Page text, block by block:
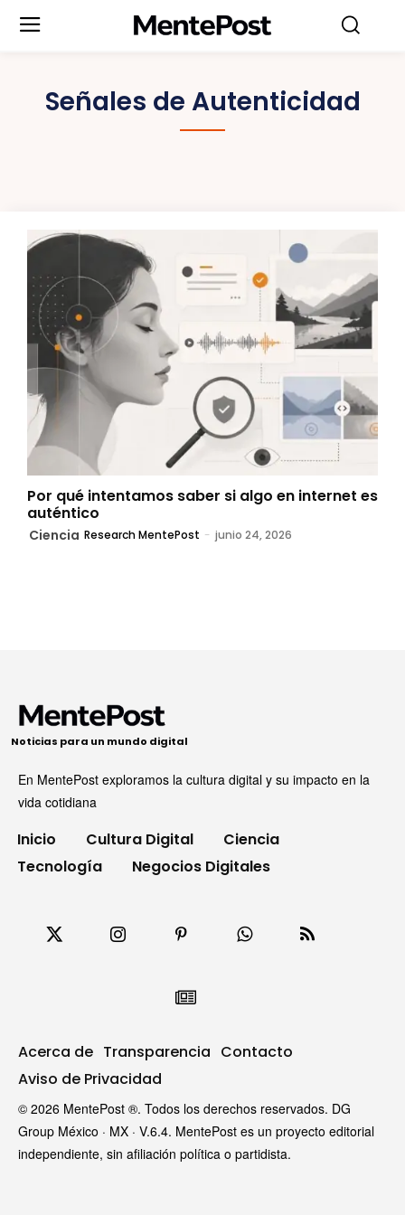
Señales de Autenticidad
Por qué intentamos saber si algo en internet es
auténtico
Ciencia Research MentePost - junio 24, 2026
Noticias para un mundo digital
En MentePost exploramos la cultura digital y su impacto en la
vida cotidiana
Inicio Cultura Digital
Ciencia
Tecnología
Negocios Digitales
Acerca de Transparencia Contacto
Aviso de Privacidad
© 2026 MentePost ®. Todos los derechos reservados. DG
Group México · MX · V.6.4. MentePost es un proyecto editorial
independiente, sin afiliación política o partidista.